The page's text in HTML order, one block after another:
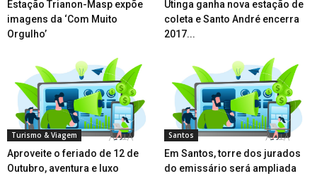
Estação Trianon-Masp expõe
imagens da ‘Com Muito
Orgulho’
Utinga ganha nova estação de
coleta e Santo André encerra
2017...
Turismo & Viagem
Aproveite o feriado de 12 de
Outubro, aventura e luxo
Santos
Em Santos, torre dos jurados
do emissário será ampliada